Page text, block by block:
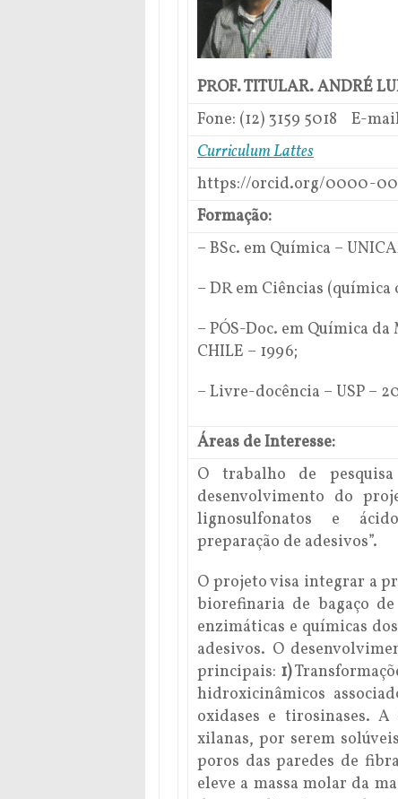
PROF. TITULAR. ANDRÉ
Fone: (12) 3159 5018 E-
Curriculum Lattes
https://orcid.org/0000-
Formação:
– BSc. em Química –
– DR em Ciências (química
– PÓS-Doc. em Química
CHILE – 1996;
– Livre-docência – USP –
Áreas de Interesse:
O trabalho de
desenvolvimento do
lignosulfonatos e
preparação de adesivos”.
O projeto visa integrar a
biorefinaria de bagaço
enzimáticas e químicas
adesivos. O
principais: 1)
hidroxicinâmicos
oxidases e tirosinases.
xilanas, por serem
poros das paredes de
eleve a massa molar da